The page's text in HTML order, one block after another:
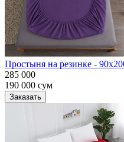
Простыня на резинке -
285 000
190 000 сум
Заказать